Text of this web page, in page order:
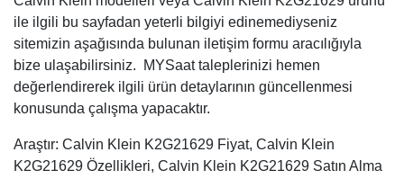
ile ilgili bu sayfadan yeterli bilgiyi edinemediyseniz
sitemizin aşağısında bulunan iletişim formu aracılığıyla
bize ulaşabilirsiniz. MYSaat taleplerinizi hemen
değerlendirerek ilgili ürün detaylarının güncellenmesi
konusunda çalışma yapacaktır.
Araştır: Calvin Klein K2G21629 Fiyat, Calvin Klein
K2G21629 Özellikleri, Calvin Klein K2G21629 Satın Alma